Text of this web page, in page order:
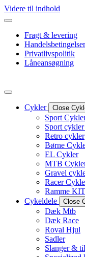
Videre til indhold
Fragt & levering
Handelsbetingelser
Privatlivspolitik
Låneansøgning
Cykler Close
Sport
Sport
Retro cykler
Børne
EL Cykler
MTB
Gravel
Racer
Ramme KIT
Cykeldele
Close
Dæk Mtb
Dæk Race
Roval Hjul
Sadler
Slanger &